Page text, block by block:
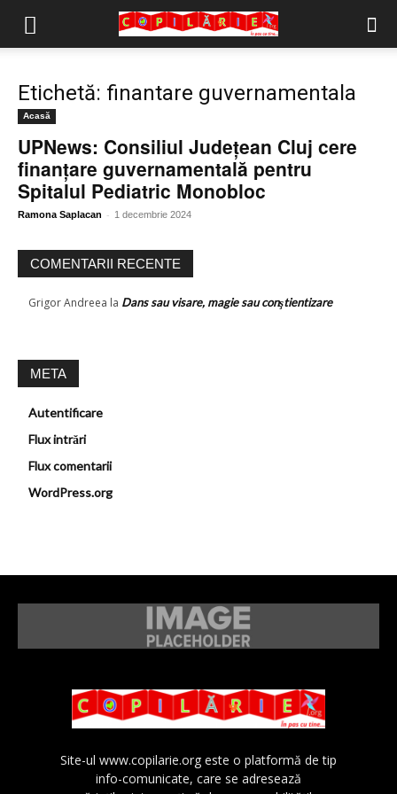
Copilărie.org
Etichetă: finantare guvernamentala
Acasă
UPNews: Consiliul Județean Cluj cere
finanțare guvernamentală pentru
Spitalul Pediatric Monobloc
Ramona Saplacan - 1 decembrie 2024
COMENTARII RECENTE
Grigor Andreea la Dans sau visare, magie sau conştientizare
META
Autentificare
Flux intrări
Flux comentarii
WordPress.org
Site-ul www.copilarie.org este o platformă de tip
info-comunicate, care se adresează